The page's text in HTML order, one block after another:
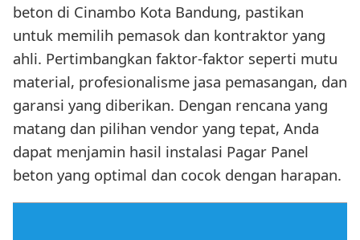
beton di Cinambo Kota Bandung, pastikan
untuk memilih pemasok dan kontraktor yang
ahli. Pertimbangkan faktor-faktor seperti mutu
material, profesionalisme jasa pemasangan, dan
garansi yang diberikan. Dengan rencana yang
matang dan pilihan vendor yang tepat, Anda
dapat menjamin hasil instalasi Pagar Panel
beton yang optimal dan cocok dengan harapan.